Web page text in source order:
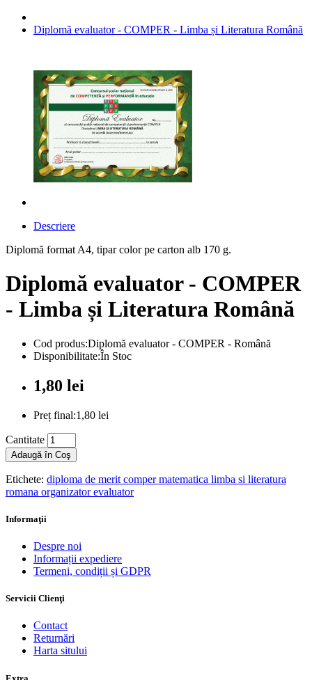
Diplomă evaluator - COMPER - Limba și Literatura Română
Descriere
Diplomă format A4, tipar color pe carton alb 170 g.
Diplomă evaluator - COMPER
- Limba și Literatura Română
Cod produs:Diplomă evaluator - COMPER - Română
Disponibilitate:În Stoc
1,80 lei
Preț final:1,80 lei
Cantitate
Adaugă în Coş
Etichete: diploma de merit comper matematica limba si literatura
romana organizator evaluator
Informaţii
Despre noi
Informații expediere
Termeni, condiții și GDPR
Servicii Clienţi
Contact
Returnări
Harta sitului